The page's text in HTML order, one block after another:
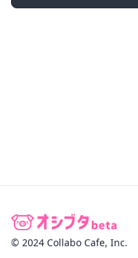
© 2024 Collabo Cafe, Inc.